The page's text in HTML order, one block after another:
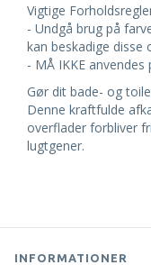
Vigtige
- Undgå brug på
kan beskadige disse
- MÅ IKKE anvendes
Gør dit bade- og
Denne kraftfulde
overflader forbliver
lugtgener.
INFORMATIONER